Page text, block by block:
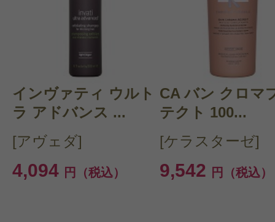
このコスメのレビューを書いて
クチコミを投稿する
らクチコミ投稿すると1 商品に
ントプレゼント！
インヴァティ ウルト
ラ アドバンス ...
[アヴェダ]
4,094 円（税込）
CA バン クロマ
テクト 100...
[ケラスターゼ]
9,542 円（税込）